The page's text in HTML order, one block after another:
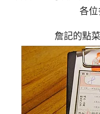
各位
詹記的點